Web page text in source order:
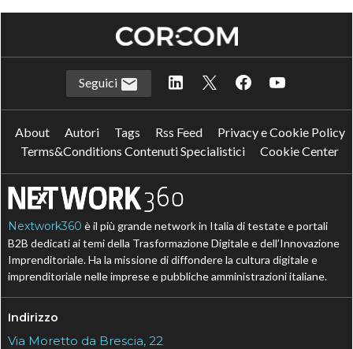
Seguici
About Autori Tags Rss Feed
Privacy e Cookie Policy
Terms&Conditions Contenuti Specialistici
Cookie Center
Nextwork360 è il più grande network in Italia di testate e portali
B2B dedicati ai temi della Trasformazione Digitale e dell’Innovazione
Imprenditoriale. Ha la missione di diffondere la cultura digitale e
imprenditoriale nelle imprese e pubbliche amministrazioni italiane.
Indirizzo
Via Moretto da Brescia, 22